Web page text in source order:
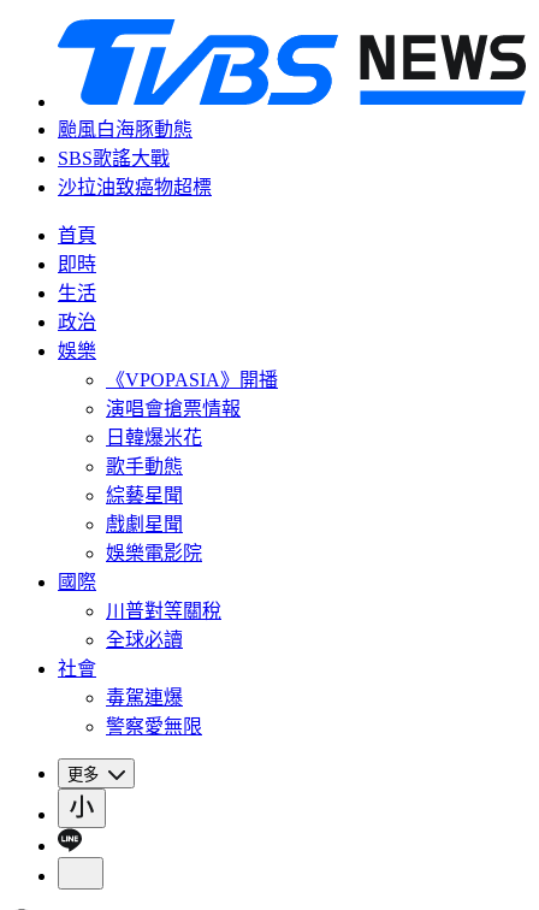
颱風白海豚動態
SBS歌謠大戰
沙拉油致癌物超標
首頁
即時
生活
政治
娛樂
《VPOPASIA》開播
演唱會搶票情報
日韓爆米花
歌手動態
綜藝星聞
戲劇星聞
娛樂電影院
國際
川普對等關稅
全球必讀
社會
毒駕連爆
警察愛無限
更多